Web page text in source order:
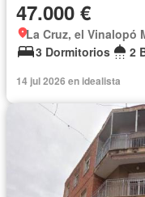
47.000 €
La Cruz, el Vinalopó
3 Dormitorios
2
14 jul 2026 en idealista